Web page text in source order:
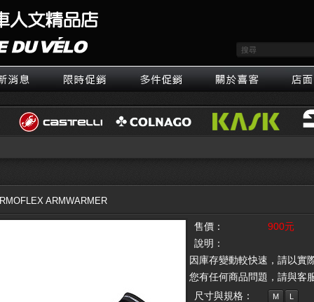
ARMWARMER
售價：
900元
說明：
因庫存變動較快速，請以實
您有任何商品問題，請與客
尺寸與規格：
M L